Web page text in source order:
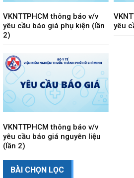
VKNTTPHCM thông báo v/v
yêu cầu báo giá phụ kiện (lần
2)
yêu
VKNTTPHCM thông báo v/v
yêu cầu báo giá nguyên liệu
(lần 2)
BÀI CHỌN LỌC